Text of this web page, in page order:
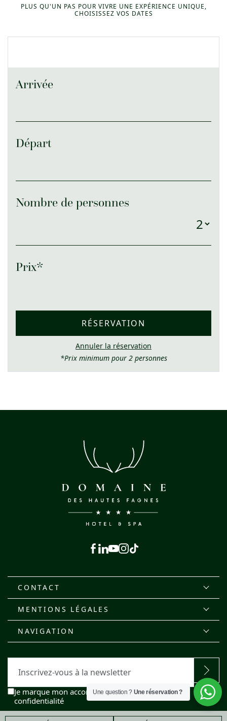
PLUS QU'UN PAS POUR VIVRE UNE EXPÉRIENCE UNIQUE,
CHOISISSEZ VOS DATES
Arrivée
Départ
Nombre de personnes
Prix*
RÉSERVATION
Annuler la réservation
*Prix minimum pour 2 personnes
CONTACT
MENTIONS LÉGALES
NAVIGATION
RGPD
Je marque mon accord avec la politique de
confidentialité
E-
mail
Une question ? Une réservation ?